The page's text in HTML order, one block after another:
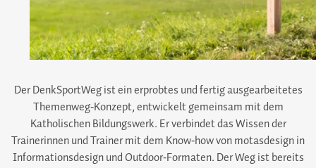
Der DenkSportWeg ist ein erprobtes und fertig ausgearbeitetes
Themenweg‑Konzept, entwickelt gemeinsam mit dem
Katholischen Bildungswerk. Er verbindet das Wissen der
Trainerinnen und Trainer mit dem Know‑how von motasdesign in
Informationsdesign und Outdoor‑Formaten. Der Weg ist bereits